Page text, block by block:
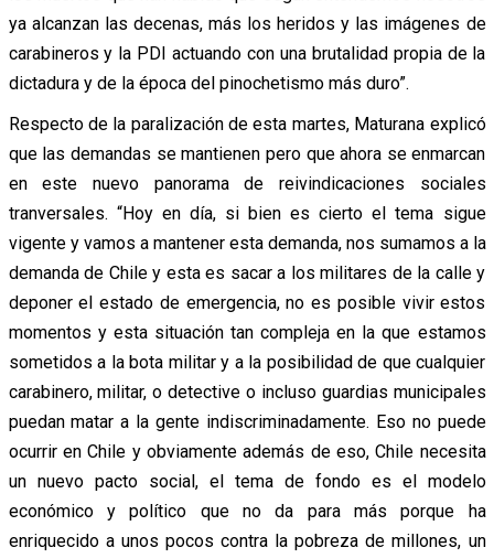
ya alcanzan las decenas, más los heridos y las imágenes de
carabineros y la PDI actuando con una brutalidad propia de la
dictadura y de la época del pinochetismo más duro”.
Respecto de la paralización de esta martes, Maturana explicó
que las demandas se mantienen pero que ahora se enmarcan
en este nuevo panorama de reivindicaciones sociales
tranversales. “Hoy en día, si bien es cierto el tema sigue
vigente y vamos a mantener esta demanda, nos sumamos a la
demanda de Chile y esta es sacar a los militares de la calle y
deponer el estado de emergencia, no es posible vivir estos
momentos y esta situación tan compleja en la que estamos
sometidos a la bota militar y a la posibilidad de que cualquier
carabinero, militar, o detective o incluso guardias municipales
puedan matar a la gente indiscriminadamente. Eso no puede
ocurrir en Chile y obviamente además de eso, Chile necesita
un nuevo pacto social, el tema de fondo es el modelo
económico y político que no da para más porque ha
enriquecido a unos pocos contra la pobreza de millones, un